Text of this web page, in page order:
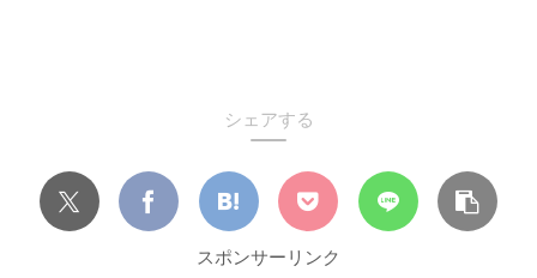
シェアする
スポンサーリンク